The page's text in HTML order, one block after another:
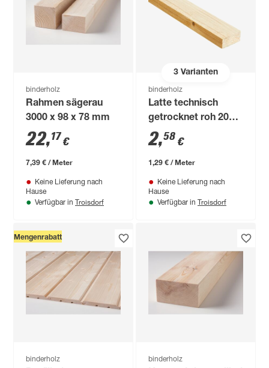
binderholz
Rahmen sägerau
3000 x 98 x 78 mm
22,17€
7,39 € / Meter
Keine Lieferung nach
Hause
Verfügbar in Troisdorf
3Varianten
binderholz
Latte technisch
getrocknet roh 2000
x 36 x 17 mm
2,58 €
1,29 € / Meter
Keine Lieferung nach
Hause
Verfügbar in Troisdorf
Mengenrabatt
binderholz binderholz